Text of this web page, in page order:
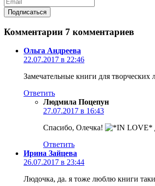
Комментарии 7 комментариев
Ольга Андреева
22.07.2017 в 22:46
Замечательные книги для
Ответить
Людмила Поцепун
27.07.2017 в 16:43
Спасибо, Олечка!
Ответить
Ирина Зайцева
26.07.2017 в 23:44
Людочка, да. я тоже люблю книги